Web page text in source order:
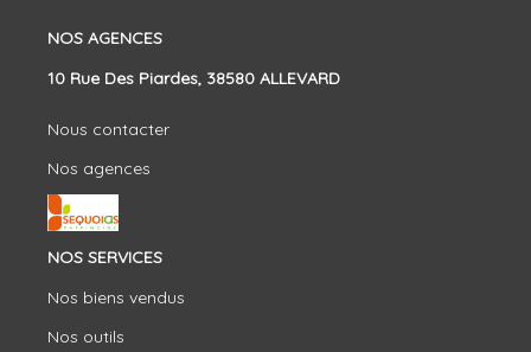
NOS AGENCES
10 Rue Des Piardes, 38580 ALLEVARD
Nous contacter
Nos agences
NOS SERVICES
Nos biens vendus
Nos outils